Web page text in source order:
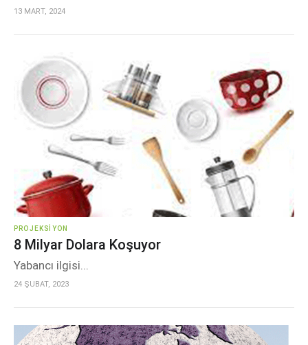
13 MART, 2024
PROJEKSIYON
8 Milyar Dolara Koşuyor
Yabancı ilgisi...
24 ŞUBAT, 2023